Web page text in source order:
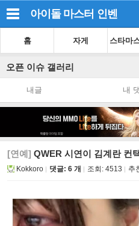
아이돌 마스터 인벤
홈 자게
오픈 이슈 갤러리
내글 내
[연예] QWER 시연이 김계란 컨
Kokkoro 댓글: 6 개 조회: 4513 추